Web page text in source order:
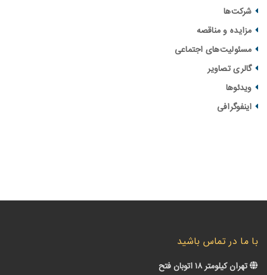
و مناقصه‌
اجتماعی
تصاویر
در تماس باشید
کیلومتر ۱۸ اتوبان فتح